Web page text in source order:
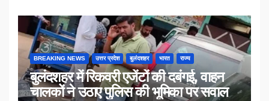
BREAKING NEWS उत्तर प्रदेश बुलंदशहर भारत राज्य
बुलंदशहर में रिकवरी एजेंटों की दबंगई, वाहन
चालकों ने उठाए पुलिस की भूमिका पर सवाल